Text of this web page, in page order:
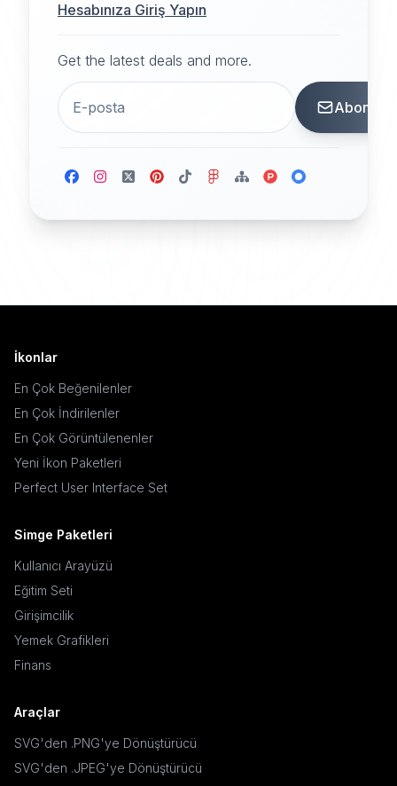
Hesabınıza Giriş Yapın
Get the latest deals and more.
Abone
İkonlar
En Çok Beğenilenler
En Çok İndirilenler
En Çok Görüntülenenler
Yeni İkon Paketleri
Perfect User Interface Set
Simge Paketleri
Kullanıcı Arayüzü
Eğitim Seti
Girişimcilik
Yemek Grafikleri
Finans
Araçlar
SVG'den .PNG'ye Dönüştürücü
SVG'den .JPEG'ye Dönüştürücü